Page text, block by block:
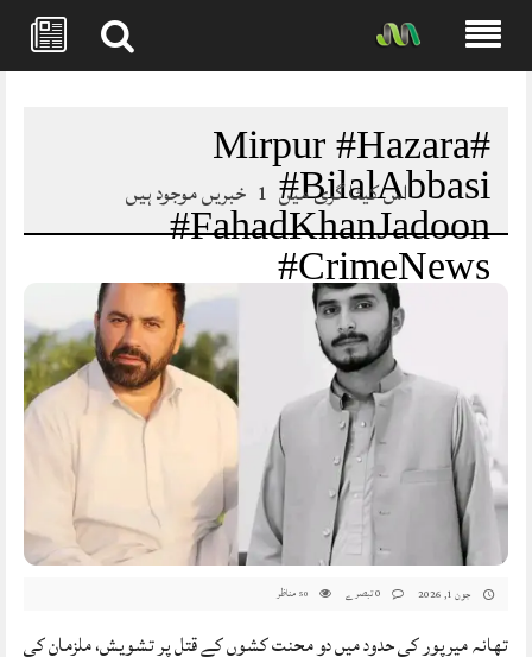
#Mirpur #Hazara
#BilalAbbasi
#FahadKhanJadoon
#CrimeNews
#JusticeForVictims
#KPPolice #DIGHazara
#GeoFencing
#LawAndOrder
#BreakingNews
#PakistanNews
اس کیٹا گری میں 1 خبریں موجود ہیں
جون 1, 2026 50 مناظر
تھانہ میرپور کی حدود میں دو محنت کشوں کے قتل پر تشویش، ملزمان کی